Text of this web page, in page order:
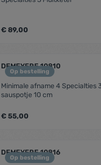
€ 89,00
Op bestelling
DEMEYERE 10810
Minimale afname 4 Specialties
sauspotje 10 cm
€ 55,00
Op bestelling
DEMEYERE 10816